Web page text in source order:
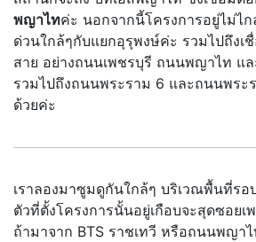
พญาไทค่ะ นอกจากนี้โครงการอยู่ไม่ไ
ด่วนใกล้ๆกับแยกอุรุพงษ์ค่ะ รวมไปถึง
สาย อย่างถนนเพชรบุรี ถนนพญาไท แ
รวมไปถึงถนนพระราม 6 และถนนพระ
ด้วยค่ะ
เราลองมาซูมดูกันใกล้ๆ บริเวณพื้นที่รอ
ตัวที่ตั้งโครงการนั้นอยู่เกือบจะสุดซอยเ
ถ้ามาจาก BTS ราชเทวี หรือถนนพญา